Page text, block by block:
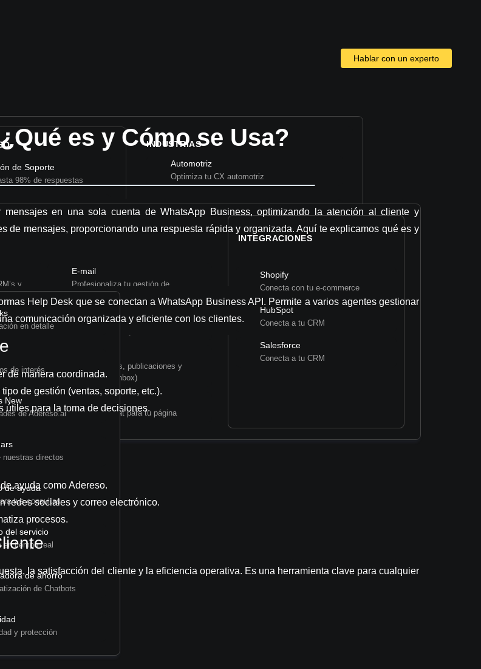
de Soporte
98% de respuestas
venta
vende sin esfuerzo
Personal
API
INDUSTRIAS
Automotriz
Optimiza tu CX automotriz
Retail venta
Mejora tu CX en retail
CX para servicios básicos
INTEGRACIONES
y
E-mail
Profesionaliza tu gestión de
correo electrónico
X (Twitter)
Responde Ads, publicaciones y
Messenger (Inbox)
Widget de chat para tu página
Shopify
Conecta con tu e-commerce
HubSpot
Conecta a tu CRM
Salesforce
Conecta a tu CRM
en detalle
de interés
New
de Adereso.ai
nuestras directos
de ayuda
tus consultas
del servicio
en tiempo real
de ahorro
de Chatbots
y protección
Hablar con un experto
es y Cómo se Usa?
en una sola cuenta de WhatsApp Business, optimizando la atención al cliente y
de mensajes, proporcionando una respuesta rápida y organizada. Aquí te explicamos qué es y
Help Desk que se conectan a WhatsApp Business API. Permite a varios agentes gestionar
comunicación organizada y eficiente con los clientes.
de manera coordinada.
de gestión (ventas, soporte, etc.).
útiles para la toma de decisiones.
ayuda como Adereso.
redes sociales y correo electrónico.
procesos.
la satisfacción del cliente y la eficiencia operativa. Es una herramienta clave para cualquier